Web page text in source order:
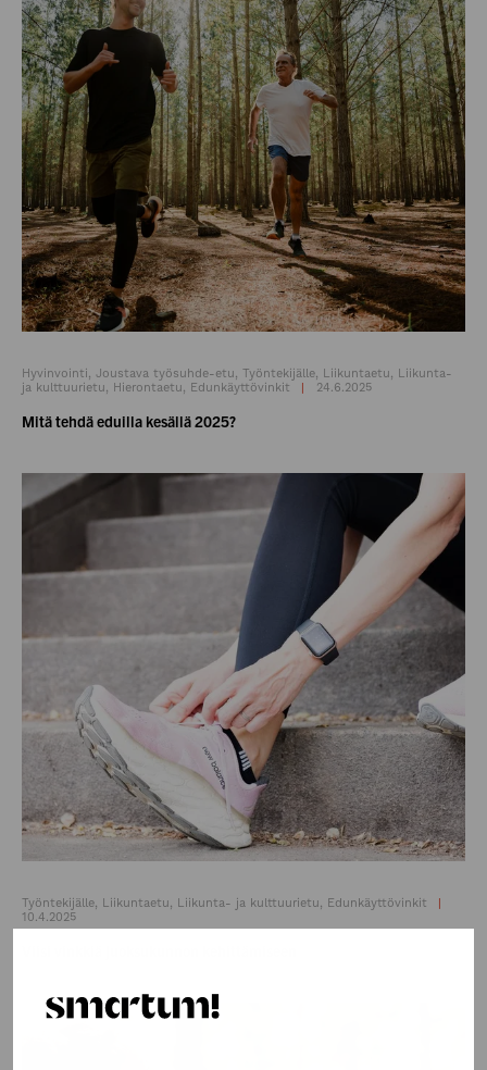
Mitä tehdä eduilla kesällä 2025?
Hyvinvointi, Joustava työsuhde-etu, Työntekijälle, Liikuntaetu, Liikunta-
ja kulttuurietu, Hierontaetu, Edunkäyttövinkit
24.6.2025
Työntekijälle, Liikuntaetu, Liikunta- ja kulttuurietu, Edunkäyttövinkit
10.4.2025